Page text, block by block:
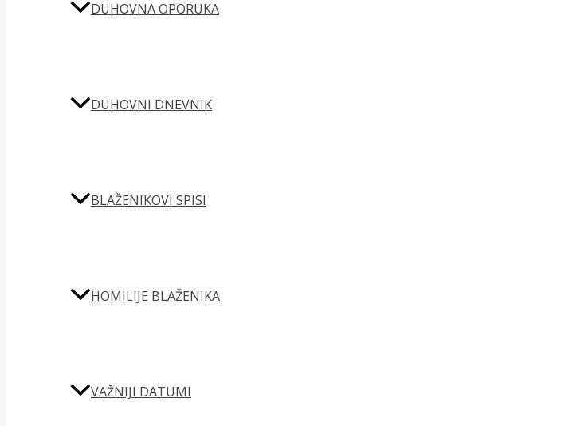
DUHOVNA OPORUKA
DUHOVNI DNEVNIK
BLAŽENIKOVI SPISI
HOMILIJE BLAŽENIKA
VAŽNIJI DATUMI